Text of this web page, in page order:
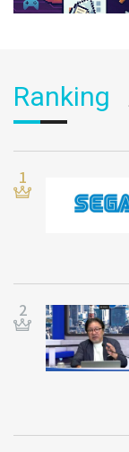
Ranking